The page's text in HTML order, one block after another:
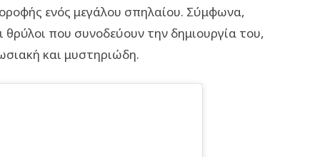
ενός μεγάλου σπηλαίου. Σύμφωνα,
που συνοδεύουν την δημιουργία του,
και μυστηριώδη.